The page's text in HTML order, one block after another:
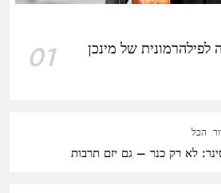
של מינכן 01
הכל
תרבות